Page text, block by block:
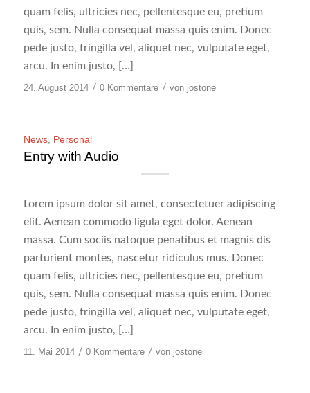
quam felis, ultricies nec, pellentesque eu, pretium
quis, sem. Nulla consequat massa quis enim. Donec
pede justo, fringilla vel, aliquet nec, vulputate eget,
arcu. In enim justo, […]
24. August 2014 / 0 Kommentare / von jostone
News, Personal
Entry with Audio
Lorem ipsum dolor sit amet, consectetuer adipiscing
elit. Aenean commodo ligula eget dolor. Aenean
massa. Cum sociis natoque penatibus et magnis dis
parturient montes, nascetur ridiculus mus. Donec
quam felis, ultricies nec, pellentesque eu, pretium
quis, sem. Nulla consequat massa quis enim. Donec
pede justo, fringilla vel, aliquet nec, vulputate eget,
arcu. In enim justo, […]
11. Mai 2014 / 0 Kommentare / von jostone